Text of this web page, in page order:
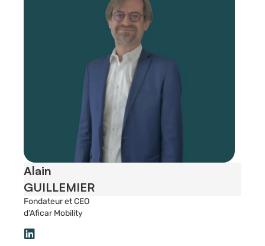
Alain
GUILLEMIER
Fondateur et CEO
d’Aficar Mobility